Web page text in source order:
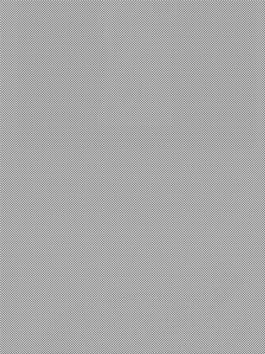
Επιστήμη,Οπτικές γωνίες,Φιλοσοφία
Οι εννέα Μούσες
io
1 Σεπτεμβρίου, 2025